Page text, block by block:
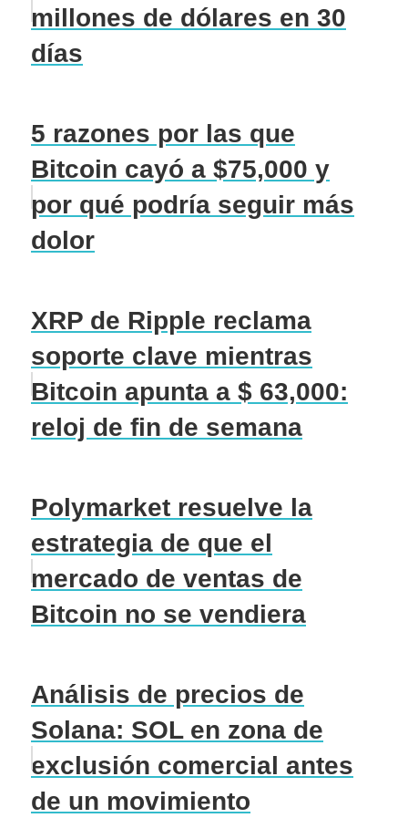
millones de dólares en 30
días
5 razones por las que
Bitcoin cayó a $75,000 y
por qué podría seguir más
dolor
XRP de Ripple reclama
soporte clave mientras
Bitcoin apunta a $ 63,000:
reloj de fin de semana
Polymarket resuelve la
estrategia de que el
mercado de ventas de
Bitcoin no se vendiera
Análisis de precios de
Solana: SOL en zona de
exclusión comercial antes
de un movimiento